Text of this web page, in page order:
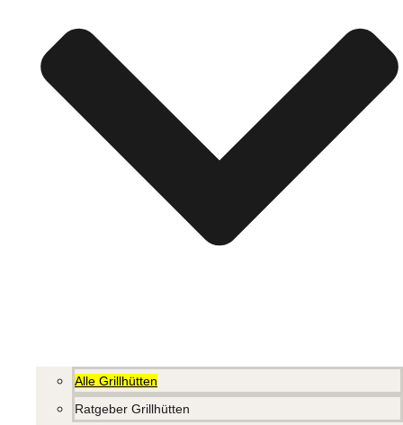
Alle Grillhütten
Ratgeber Grillhütten